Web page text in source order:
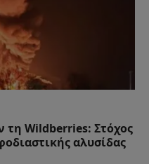
τη Wildberries: Στόχος
αλυσίδας